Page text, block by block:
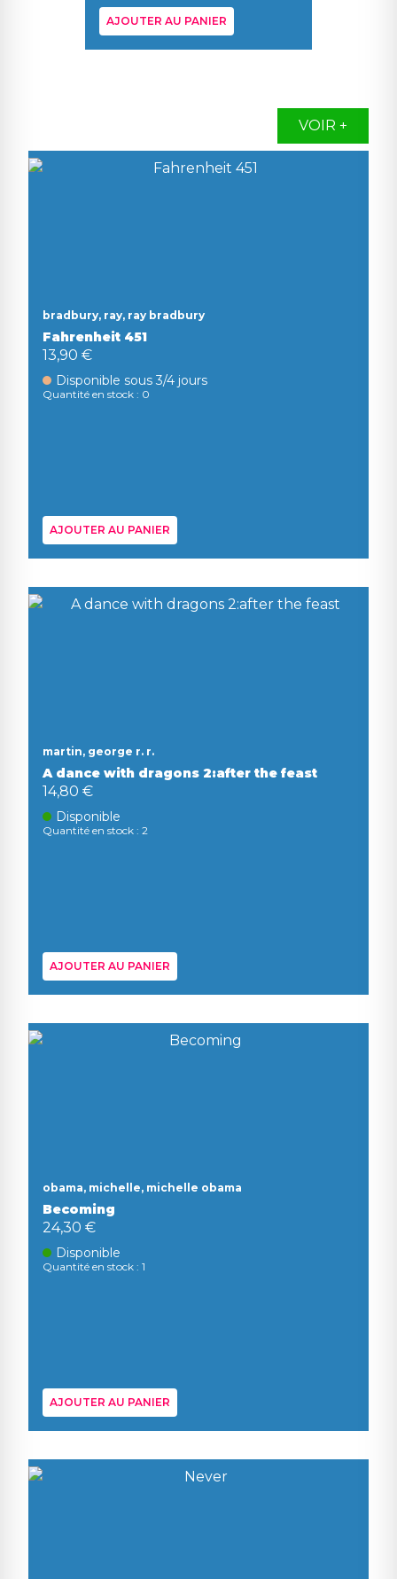
AJOUTER AU PANIER
VOIR +
bradbury, ray, ray bradbury
Fahrenheit 451
13,90 €
Disponible sous 3/4 jours
Quantité en stock : 0
AJOUTER AU PANIER
martin, george r. r.
A dance with dragons 2:after the feast
14,80 €
Disponible
Quantité en stock : 2
AJOUTER AU PANIER
obama, michelle, michelle obama
Becoming
24,30 €
Disponible
Quantité en stock : 1
AJOUTER AU PANIER